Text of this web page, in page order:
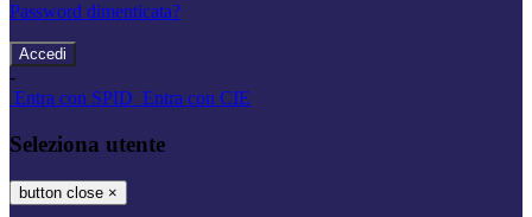
Password dimenticata?
-
Entra con SPID Entra con CIE
Seleziona utente
button close ×